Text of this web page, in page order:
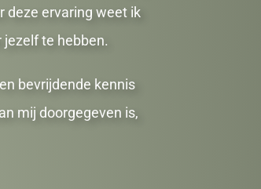
deze ervaring weet ik
jezelf te hebben.
bevrijdende kennis
mij doorgegeven is,